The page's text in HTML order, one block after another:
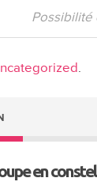
Possibilité
.
en